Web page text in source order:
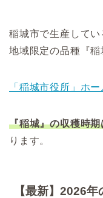
稲城市で生産してい
地域限定の品種『稲
「稲城市役所」ホ
『稲城』の収穫時期
ります。
【最新】2026